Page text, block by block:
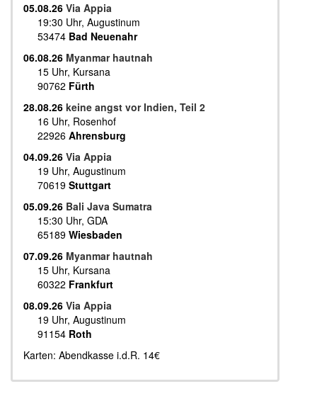
05.08.26 Via Appia
19:30 Uhr, Augustinum
53474 Bad Neuenahr
06.08.26 Myanmar hautnah
15 Uhr, Kursana
90762 Fürth
28.08.26 keine angst vor Indien, Teil 2
16 Uhr, Rosenhof
22926 Ahrensburg
04.09.26 Via Appia
19 Uhr, Augustinum
70619 Stuttgart
05.09.26 Bali Java Sumatra
15:30 Uhr, GDA
65189 Wiesbaden
07.09.26 Myanmar hautnah
15 Uhr, Kursana
60322 Frankfurt
08.09.26 Via Appia
19 Uhr, Augustinum
91154 Roth
Karten: Abendkasse i.d.R. 14€